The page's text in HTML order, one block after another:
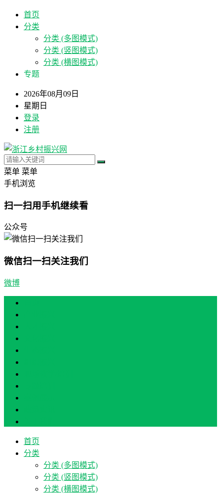
首页
分类
分类 (多图模式)
分类 (竖图模式)
分类 (横图模式)
专题
2026年08月09日
星期日
登录
注册
菜单 菜单
手机浏览
扫一扫用手机继续看
公众号
微信扫一扫关注我们
微博
首页
分类
分类 (多图模式)
分类 (竖图模式)
分类 (横图模式)